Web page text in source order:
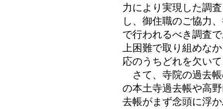
力により実現した調
し、御住職のご協力
で行われるべき調査
上困難で取り組めな
応のうちどれを欠い
さて、寺院の過去
の本土寺過去帳や高
去帳がまず念頭に浮